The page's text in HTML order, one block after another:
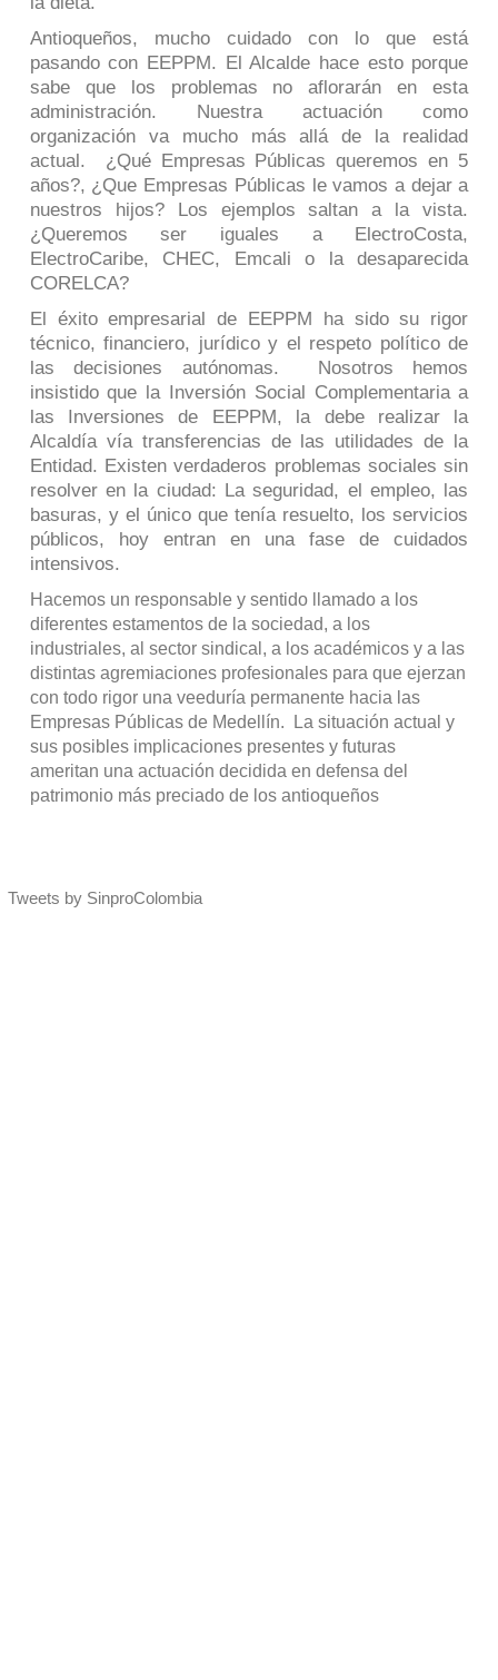
Antioqueños, mucho cuidado con lo que está
pasando con EEPPM. El Alcalde hace esto porque
sabe que los problemas no aflorarán en esta
administración. Nuestra actuación como
organización va mucho más allá de la realidad
actual. ¿Qué Empresas Públicas queremos en 5
años?, ¿Que Empresas Públicas le vamos a dejar a
nuestros hijos? Los ejemplos saltan a la vista.
¿Queremos ser iguales a ElectroCosta,
ElectroCaribe, CHEC, Emcali o la desaparecida
CORELCA?
El éxito empresarial de EEPPM ha sido su rigor
técnico, financiero, jurídico y el respeto político de
las decisiones autónomas. Nosotros hemos
insistido que la Inversión Social Complementaria a
las Inversiones de EEPPM, la debe realizar la
Alcaldía vía transferencias de las utilidades de la
Entidad. Existen verdaderos problemas sociales sin
resolver en la ciudad: La seguridad, el empleo, las
basuras, y el único que tenía resuelto, los servicios
públicos, hoy entran en una fase de cuidados
intensivos.
Hacemos un responsable y sentido llamado a los
diferentes estamentos de la sociedad, a los
industriales, al sector sindical, a los académicos y a las
distintas agremiaciones profesionales para que ejerzan
con todo rigor una veeduría permanente hacia las
Empresas Públicas de Medellín. La situación actual y
sus posibles implicaciones presentes y futuras
ameritan una actuación decidida en defensa del
patrimonio más preciado de los antioqueños
Tweets by SinproColombia